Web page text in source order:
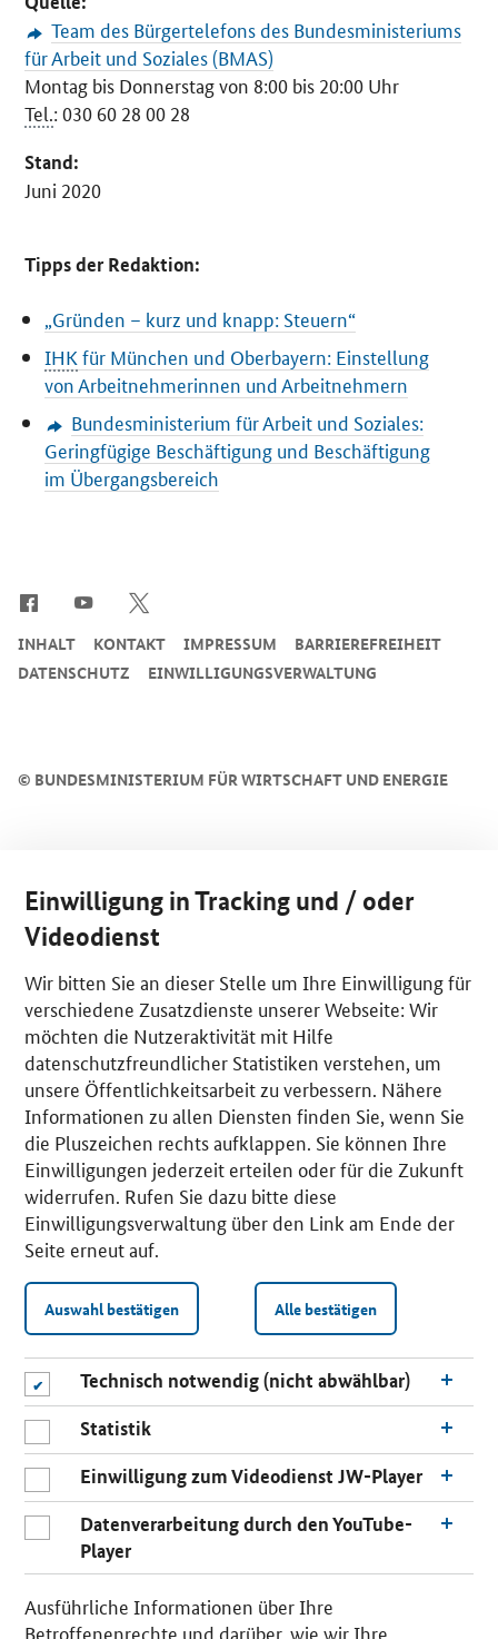
Team des Bürgertelefons des Bundesministeriums
für Arbeit und Soziales (BMAS)
Montag bis Donnerstag von 8:00 bis 20:00 Uhr
Tel.: 030 60 28 00 28
Stand:
Juni 2020
Tipps der Redaktion:
„Gründen – kurz und knapp: Steuern“
IHK für München und Oberbayern: Einstellung
von Arbeitnehmerinnen und Arbeitnehmern
Bundesministerium für Arbeit und Soziales:
Geringfügige Beschäftigung und Beschäftigung
im Übergangsbereich
n
© BUNDESMINISTERIUM FÜR WIRTSCHAFT UND ENERGIE
INHALT KONTAKT IMPRESSUM
BARRIEREFREIHEIT
DATENSCHUTZ
EINWILLIGUNGSVERWALTUNG
Einwilligung in Tracking und / oder
Videodienst
Wir bitten Sie an dieser Stelle um Ihre Einwilligung für
verschiedene Zusatzdienste unserer Webseite: Wir
möchten die Nutzeraktivität mit Hilfe
datenschutzfreundlicher Statistiken verstehen, um
unsere Öffentlichkeitsarbeit zu verbessern. Nähere
Informationen zu allen Diensten finden Sie, wenn Sie
die Pluszeichen rechts aufklappen. Sie können Ihre
Einwilligungen jederzeit erteilen oder für die Zukunft
widerrufen. Rufen Sie dazu bitte diese
Einwilligungsverwaltung über den Link am Ende der
Seite erneut auf.
Auswahl bestätigen Alle bestätigen
Technisch notwendig (nicht abwählbar)
Statistik
Einwilligung zum Videodienst JW-Player
Datenverarbeitung durch den YouTube-
Player
Ausführliche Informationen über Ihre
Betroffenenrechte und darüber, wie wir Ihre